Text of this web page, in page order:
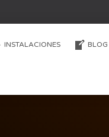
INSTALACIONES BLOG